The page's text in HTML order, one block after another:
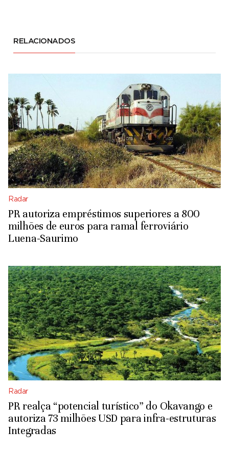
RELACIONADOS
Radar
PR autoriza empréstimos superiores a 800
milhões de euros para ramal ferroviário
Luena-Saurimo
Radar
PR realça “potencial turístico” do Okavango e
autoriza 73 milhões USD para infra-estruturas
Integradas